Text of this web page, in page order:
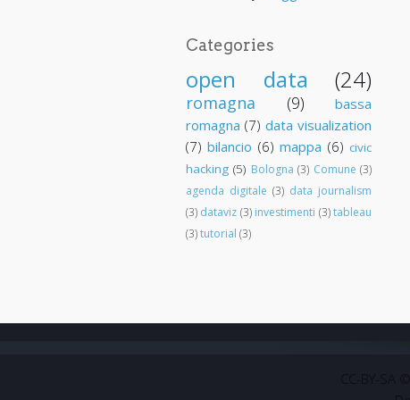
Categories
open data (24)
romagna (9)
bassa
romagna (7) data visualization
(7) bilancio (6) mappa (6) civic
hacking (5) Bologna (3) Comune (3)
agenda digitale (3) data journalism
(3) dataviz (3) investimenti (3) tableau
(3)tutorial (3)